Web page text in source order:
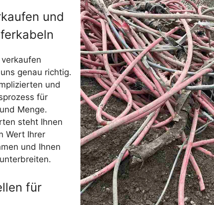
und
genau richtig.
und
für
Menge.
steht Ihnen
Wert Ihrer
und Ihnen
für